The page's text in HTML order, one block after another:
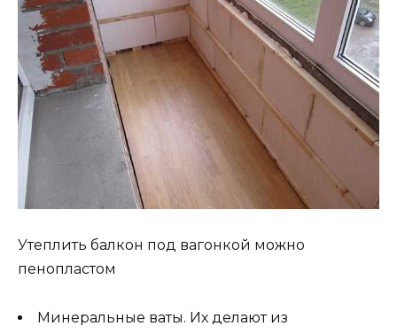
Утеплить балкон под вагонкой можно
пенопластом
Минеральные ваты. Их делают из